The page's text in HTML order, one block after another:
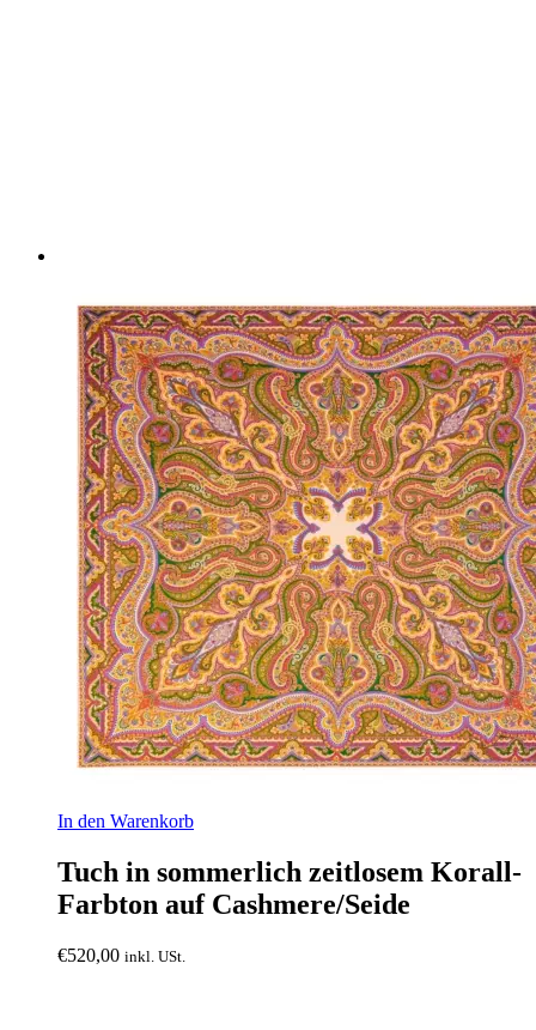
In den Warenkorb
Tuch in sommerlich zeitlosem Korall-
Farbton auf Cashmere/Seide
€520,00 inkl. USt.